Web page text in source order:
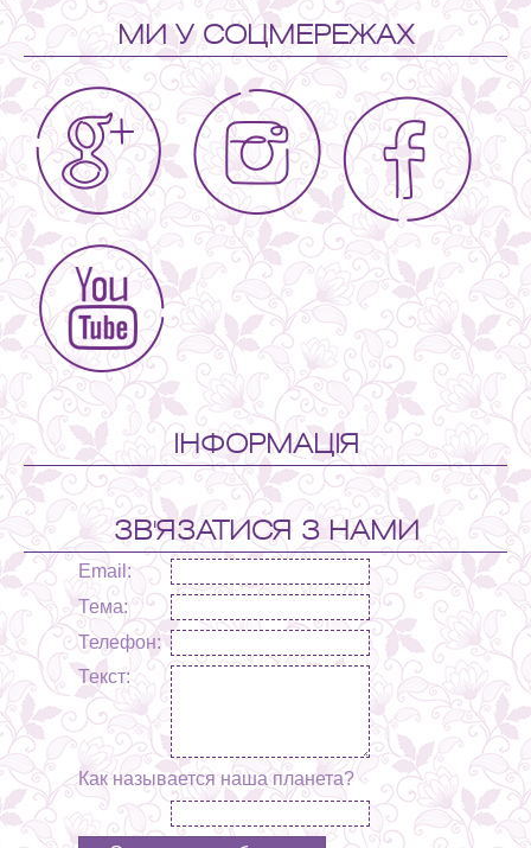
МИ У СОЦМЕРЕЖАХ
ІНФОРМАЦІЯ
ЗВ'ЯЗАТИСЯ З НАМИ
Email:
Тема:
Телефон:
Текст:
Как называется наша планета?